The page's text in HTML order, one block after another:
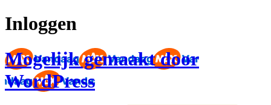
Inloggen
Mogelijk gemaakt door
WordPress